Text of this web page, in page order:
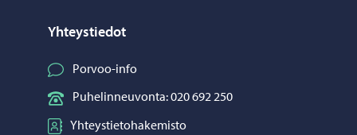
Yhteystiedot
Porvoo-info
Puhelinneuvonta: 020 692 250
Yhteystietohakemisto